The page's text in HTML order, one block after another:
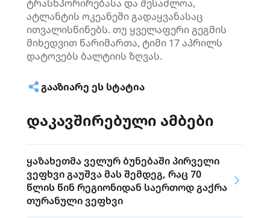
ტრასნპორირებასა და შესაძლოა,
ატლანტის ოკეანეში გადაყვანასაც
ითვალისწინებს. თუ ყველაფერი გეგმის
მიხედვით წარიმართა, ტიმი 17 აპრილს
დატოვებს ბალტიის ზღვას.
ᲒᲐᲐᲖᲘᲐᲠᲔ ᲔᲡ ᲡᲢᲐᲢᲘᲐ
დაკავშირებული ამბები
ყაზახეთმა ველურ ბუნებაში პირველი
ვეფხვი გაუშვა მას შემდეგ, რაც 70
წლის წინ რეგიონიდან საერთოდ გაქრა
თურანული ვეფხვი